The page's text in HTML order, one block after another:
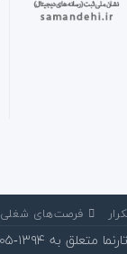
‌ فرصت‌های شغلی
به ۱۳۹۴-۱۴۰۵©